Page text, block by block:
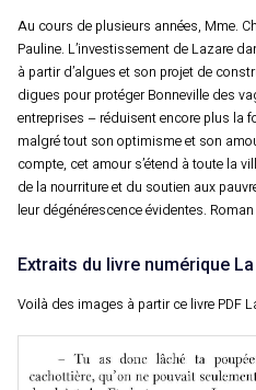
Au cours de plusieurs années, Mme.
Pauline. L’investissement de Lazare
à partir d’algues et son projet de
digues pour protéger Bonneville des
entreprises – réduisent encore plus la
malgré tout son optimisme et son
compte, cet amour s’étend à toute la
de la nourriture et du soutien aux
leur dégénérescence évidentes.
Extraits du livre numérique
Voilà des images à partir ce livre PDF